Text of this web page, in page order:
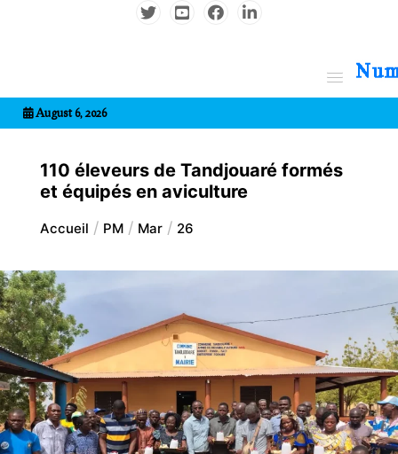
August 6, 2026
110 éleveurs de Tandjouaré formés
et équipés en aviculture
Accueil PM Mar 26